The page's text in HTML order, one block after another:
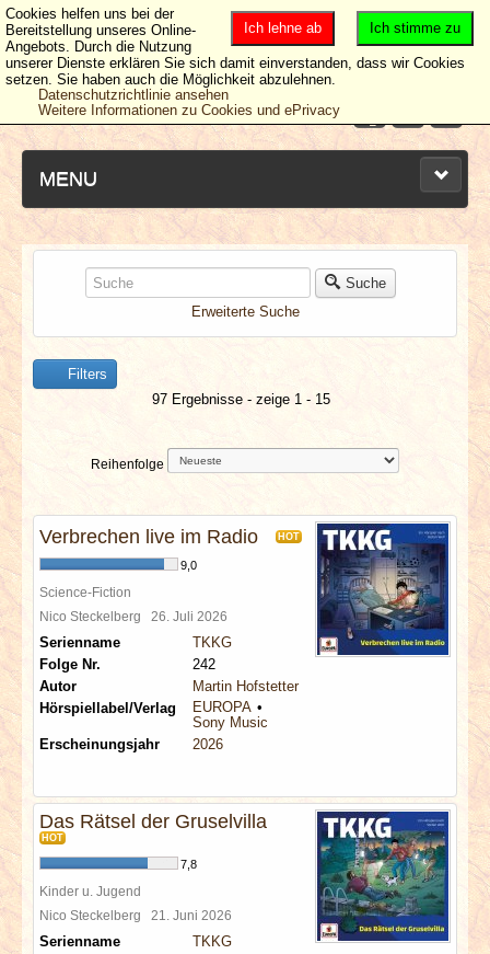
MENU
NEUESTE ARTIKEL
NEWS & DATES
BERICHTE
VERLOSUNGEN
SPECIALS
REDAKTION
LINKS
Suche
Erweiterte Suche
Filters
97 Ergebnisse - zeige 1 - 15
Reihenfolge
Verbrechen live im Radio HOT
9,0
Science-Fiction
Nico Steckelberg 26. Juli 2026
Serienname
TKKG
Folge Nr.
242
Autor
Martin Hofstetter
Hörspiellabel/Verlag
EUROPA
Sony Music
Erscheinungsjahr
2026
Das Rätsel der Gruselvilla
HOT
7,8
Kinder u. Jugend
Nico Steckelberg 21. Juni 2026
Serienname
TKKG
Ich stimme zu
Ich lehne ab
Cookies helfen uns bei der
Bereitstellung unseres Online-
Angebots. Durch die Nutzung
unserer Dienste erklären Sie sich damit einverstanden, dass wir Cookies
setzen. Sie haben auch die Möglichkeit abzulehnen.
Datenschutzrichtlinie ansehen
Weitere Informationen zu Cookies und ePrivacy